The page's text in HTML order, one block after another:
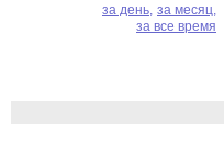
за день, за месяц,
за все время